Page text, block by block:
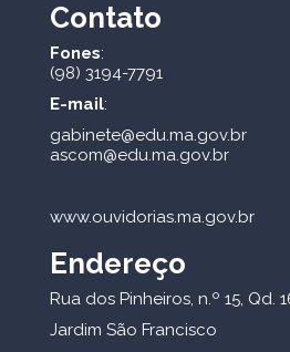
Contato
Fones:
(98) 3194-7791
E-mail:
gabinete@edu.ma.gov.br
ascom@edu.ma.gov.br
www.ouvidorias.ma.gov.br
Endereço
Rua dos Pinheiros, n.º 15, Qd.
Jardim São Francisco